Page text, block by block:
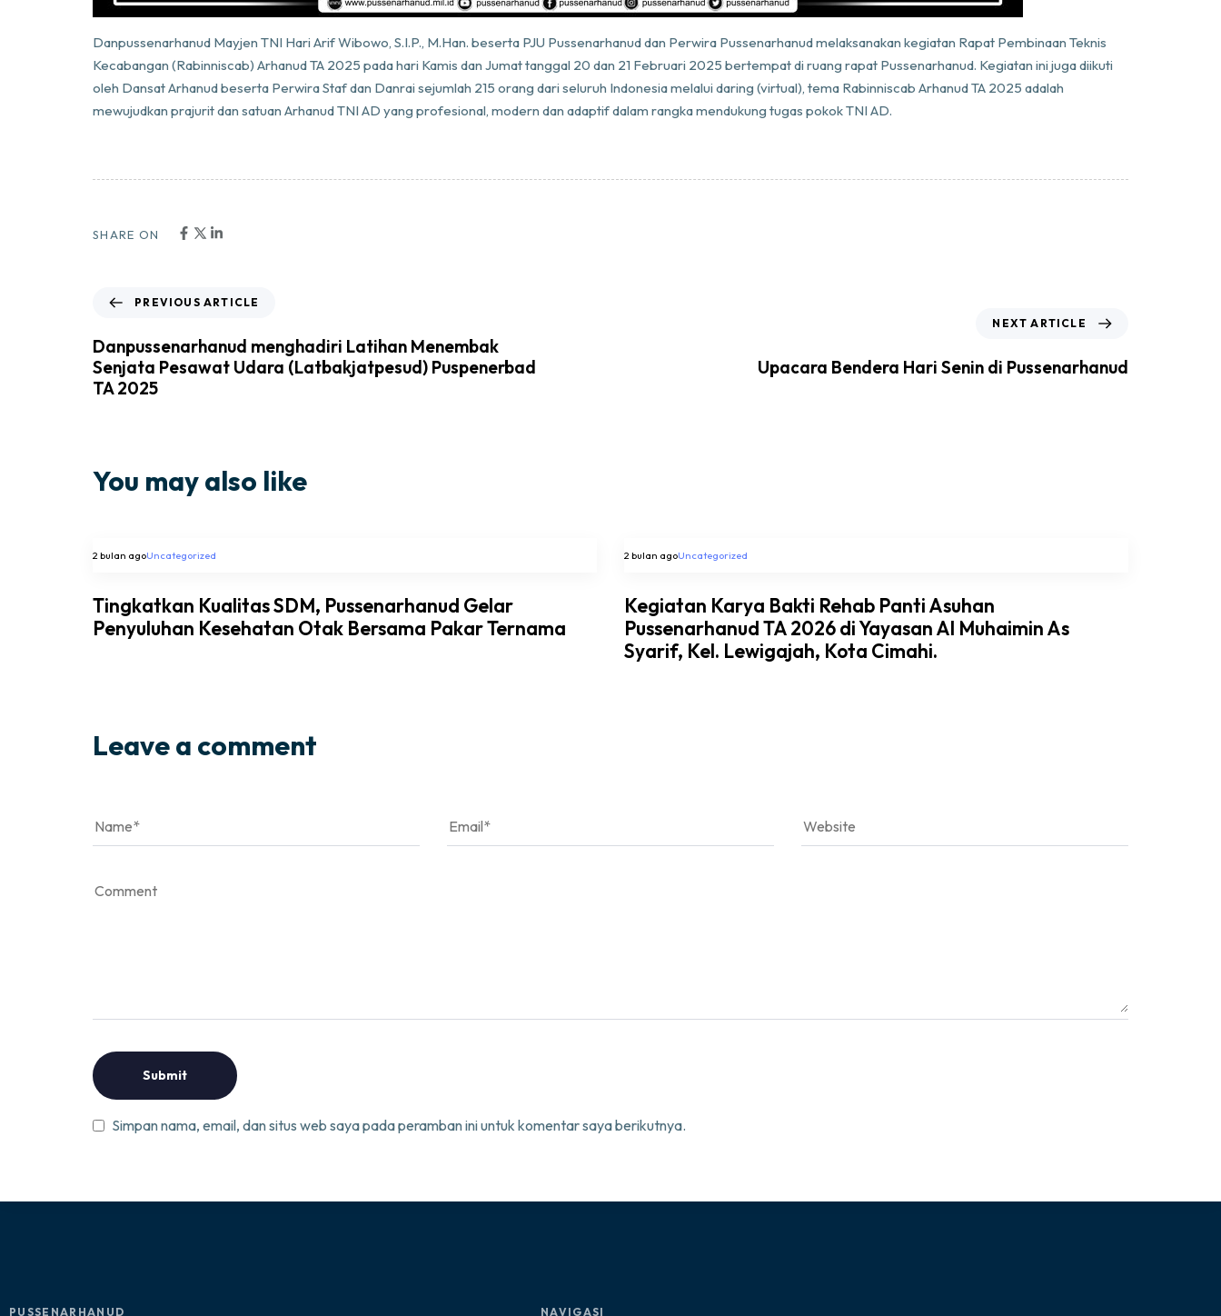
Danpussenarhanud Mayjen TNI Hari Arif Wibowo, S.I.P., M.Han. beserta PJU Pussenarhanud dan Perwira Pussenarhanud melaksanakan kegiatan Rapat Pembinaan Teknis
Kecabangan (Rabinniscab) Arhanud TA 2025 pada hari Kamis dan Jumat tanggal 20 dan 21 Februari 2025 bertempat di ruang rapat Pussenarhanud. Kegiatan ini juga diikuti
oleh Dansat Arhanud beserta Perwira Staf dan Danrai sejumlah 215 orang dari seluruh Indonesia melalui daring (virtual), tema Rabinniscab Arhanud TA 2025 adalah
mewujudkan prajurit dan satuan Arhanud TNI AD yang profesional, modern dan adaptif dalam rangka mendukung tugas pokok TNI AD.
SHARE ON
PREVIOUS ARTICLE
Danpussenarhanud menghadiri Latihan Menembak
Senjata Pesawat Udara (Latbakjatpesud) Puspenerbad
TA 2025
NEXT ARTICLE
Upacara Bendera Hari Senin di Pussenarhanud
You may also like
2 bulan agoUncategorized
Tingkatkan Kualitas SDM, Pussenarhanud Gelar
Penyuluhan Kesehatan Otak Bersama Pakar Ternama
2 bulan agoUncategorized
Kegiatan Karya Bakti Rehab Panti Asuhan
Pussenarhanud TA 2026 di Yayasan Al Muhaimin As
Syarif, Kel. Lewigajah, Kota Cimahi.
Leave a comment
Simpan nama, email, dan situs web saya pada peramban ini untuk komentar saya berikutnya.
PUSSENARHANUD NAVIGASI